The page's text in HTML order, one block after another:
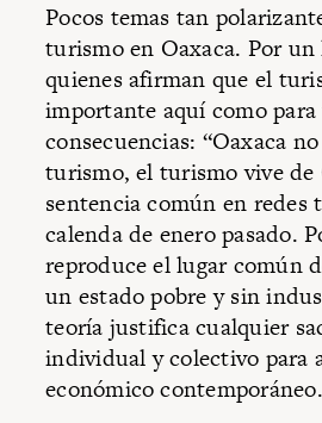
Pocos temas tan
turismo en Oaxaca. Por un
quienes afirman que el
importante aquí como
consecuencias: “Oaxaca
turismo, el turismo vive de
sentencia común en redes
calenda de enero pasado.
reproduce el lugar común
un estado pobre y sin
teoría justifica cualquier
individual y colectivo para
económico contemporáneo.